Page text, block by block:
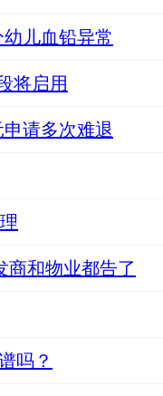
儿血铅异常
将启用
请多次难退
商和物业都告了
吗？